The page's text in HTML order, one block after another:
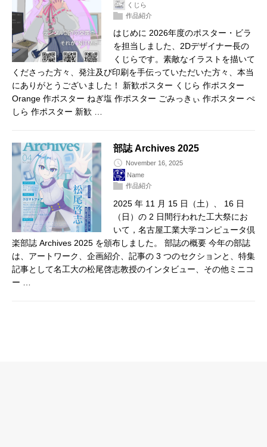
くじら
作品紹介
はじめに 2026年度のポスター・ビラ
を担当しました、2Dデザイナー長の
くじらです。素敵なイラストを描いて
くださった方々、発注及び印刷を手伝っていただいた方々、本当
にありがとうございました！ 新歓ポスター くじら 作ポスター
Orange 作ポスター ねぎ塩 作ポスター ごみっきぃ 作ポスター ぺ
しら 作ポスター 新歓 …
部誌 Archives 2025
November 16, 2025
Name
作品紹介
2025 年 11 月 15 日（土）、 16 日
（日）の 2 日間行われた工大祭にお
いて，名古屋工業大学コンピュータ倶
楽部誌 Archives 2025 を頒布しました。 部誌の概要 今年の部誌
は、アートワーク、企画紹介、記事の 3 つのセクションと、特集
記事として名工大の松尾啓志教授のインタビュー、その他ミニコ
ー …